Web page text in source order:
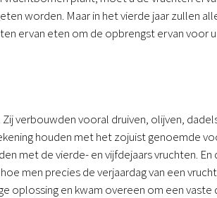
worden. Maar in het vierde jaar zullen
ervan eten om de opbrengst ervan voor
verbouwden vooral druiven, olijven,
houden met het zojuist genoemde
met de vierde- en vijfdejaars vruchten.
men precies de verjaardag van een
oplossing en kwam overeen om een